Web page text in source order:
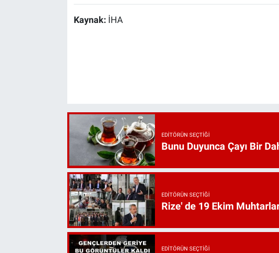
Kaynak: İHA
EDITÖRÜN SEÇTIĞI
Bunu Duyunca Çayı Bir
EDITÖRÜN SEÇTIĞI
Rize' de 19 Ekim
EDITÖRÜN SEÇTIĞI